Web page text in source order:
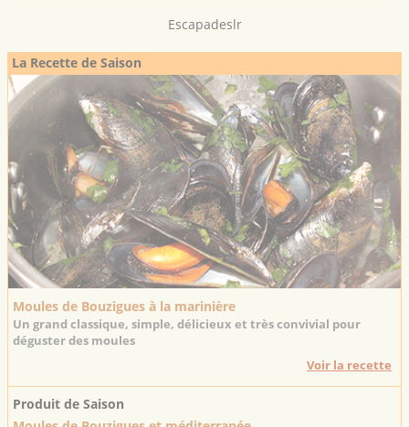
Escapadeslr
La Recette de Saison
Moules de Bouzigues à la marinière
Un grand classique, simple, délicieux et très convivial pour
déguster des moules
Voir la recette
Produit de Saison